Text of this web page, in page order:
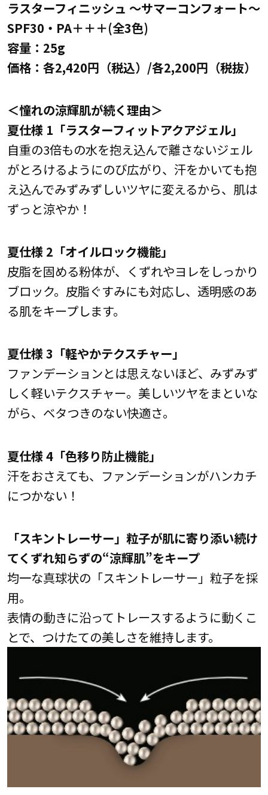
ラスターフィニッシュ ～サマーコンフォート～
SPF30・PA＋＋＋(全3色)
容量：25g
価格：各2,420円（税込）/各2,200円（税抜）
＜憧れの涼輝肌が続く理由＞
夏仕様 1 「ラスターフィットアクアジェル」
自重の3倍もの水を抱え込んで離さないジェル
がとろけるようにのび広がり、汗をかいても抱
え込んでみずみずしいツヤに変えるから、肌は
ずっと涼やか！
夏仕様 2「オイルロック機能」
皮脂を固める粉体が、くずれやヨレをしっかり
ブロック。皮脂ぐすみにも対応し、透明感のあ
る肌をキープします。
夏仕様 3「軽やかテクスチャー」
ファンデーションとは思えないほど、みずみず
しく軽いテクスチャー。美しいツヤをまといな
がら、ベタつきのない快適さ。
夏仕様 4「色移り防止機能」
汗をおさえても、ファンデーションがハンカチ
につかない！
「スキントレーサー」粒子が肌に寄り添い続け
てくずれ知らずの“涼輝肌”をキープ
均一な真球状の「スキントレーサー」粒子を採
用。
表情の動きに沿ってトレースするように動くこ
とで、つけたての美しさを維持します。